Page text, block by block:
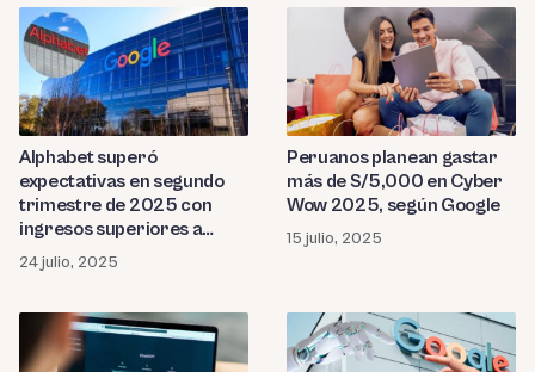
Alphabet superó
expectativas en segundo
trimestre de 2025 con
ingresos superiores a
US$96,400 millones
24 julio, 2025
Peruanos planean gastar
más de S/5,000 en Cyber
Wow 2025, según Google
15 julio, 2025